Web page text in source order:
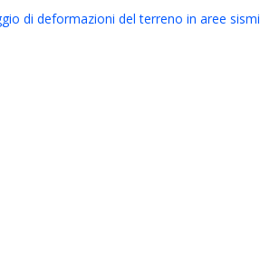
di deformazioni del terreno in aree